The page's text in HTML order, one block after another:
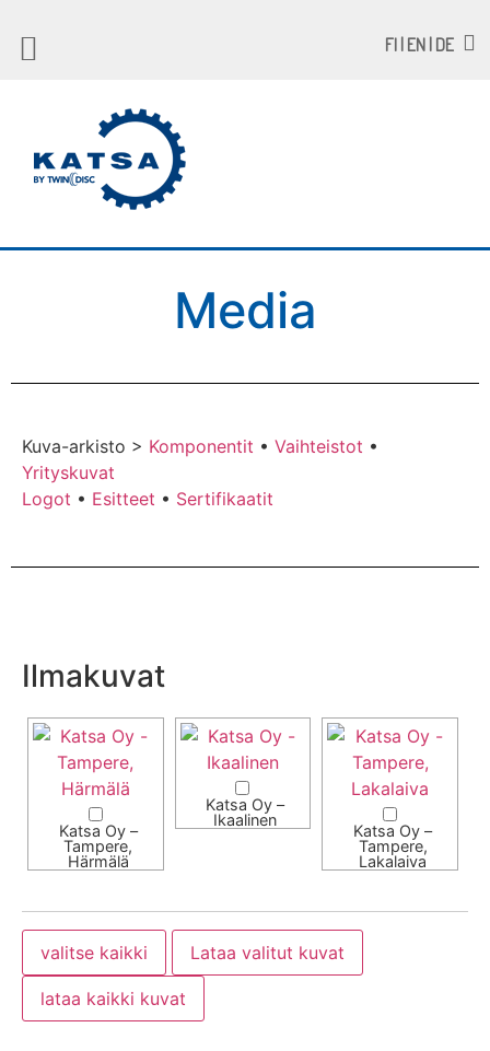
Media
Kuva-arkisto > Komponentit • Vaihteistot •
Yrityskuvat
Logot • Esitteet • Sertifikaatit
Ilmakuvat
Katsa Oy –
Tampere,
Härmälä
Katsa Oy –
Ikaalinen
Katsa Oy –
Tampere,
Lakalaiva
FI | EN | DE